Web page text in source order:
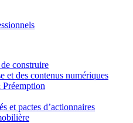
construire
et des contenus numériques
et pactes d’actionnaires